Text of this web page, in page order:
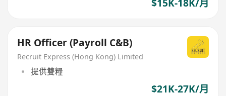
$15K-18K/月
HR Officer (Payroll C&B)
Recruit Express (Hong Kong) Limited
提供雙糧
$21K-27K/月